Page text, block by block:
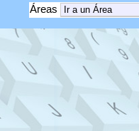
Áreas